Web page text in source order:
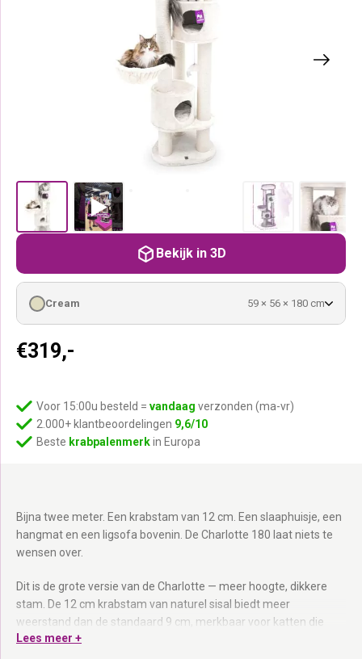
Bijna twee meter. Een krabstam van 12 cm. Een slaaphuisje, een
hangmat en een ligsofa bovenin. De Charlotte 180 laat niets te
wensen over.
Dit is de grote versie van de Charlotte — meer hoogte, dikkere
stam. De 12 cm krabstam van naturel sisal biedt meer
weerstand dan de standaard 9 cm, merkbaar voor katten die
serieus krabben. Het slaaphuisje biedt de afgesloten rust die
Lees meer +
€319,-
Cream 59 × 56 × 180 cm
Voor 15:00u besteld = vandaag verzonden (ma-vr)
2.000+ klantbeoordelingen 9,6/10
Beste krabpalenmerkin Europa
Bekijk in 3D